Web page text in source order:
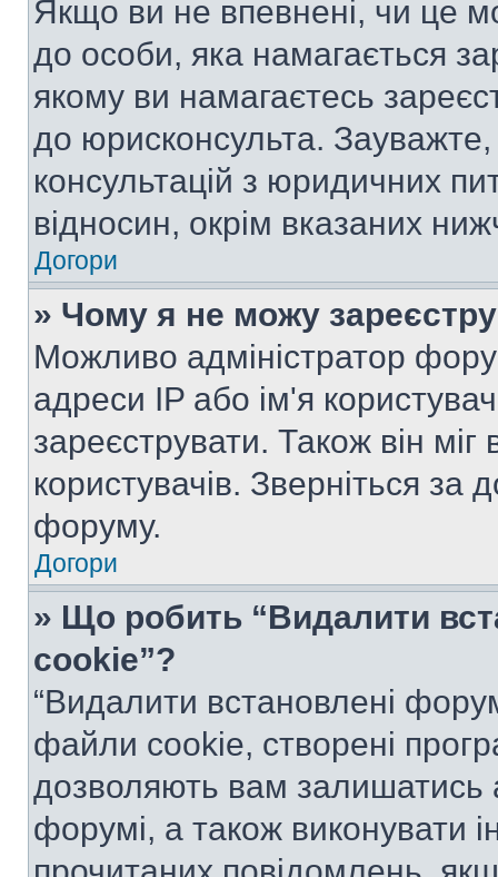
Якщо ви не впевнені, чи це
до особи, яка намагається
якому ви намагаєтесь
до юрисконсульта.
консультацій з юридичних
відносин, окрім вказаних
Догори
» Чому я не можу
Можливо адміністратор
адреси IP або ім'я
зареєструвати. Також він
користувачів. Зверніться за
форуму.
Догори
» Що робить “Видалити
cookie”?
“Видалити встановлені
файли cookie, створені
дозволяють вам залишатись
форумі, а також виконувати